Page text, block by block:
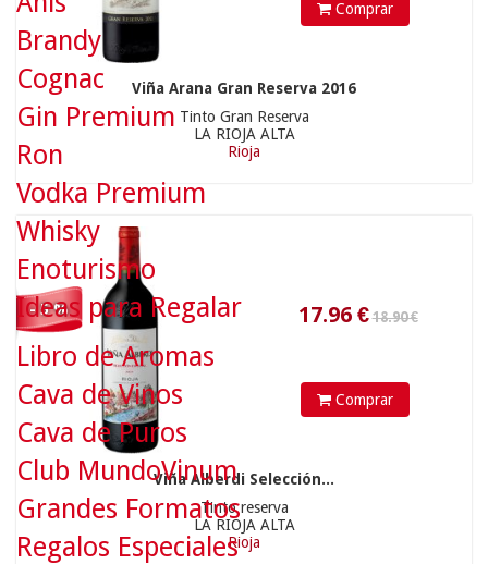
Comprar
Viña Arana Gran Reserva 2016
Tinto Gran Reserva
LA RIOJA ALTA
Rioja
- 5 %
17.96 €
Comprar
Viña Alberdi Selección...
Tinto reserva
LA RIOJA ALTA
Rioja
1 und »
6 und »0,00 €
240.00 €
Brandy
Cognac
Gin Premium
Ron
Vodka Premium
Whisky
Enoturismo
Ideas para Regalar
Libro de Aromas
Cava de Vinos
Cava de Puros
Club MundoVinum
Grandes Formatos
Regalos Especiales